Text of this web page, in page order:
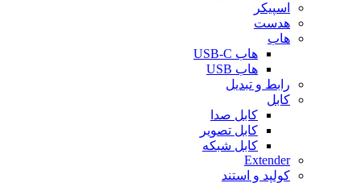
اسپیکر
هدست
هاب
هاب USB-C
هاب USB
رابط و تبدیل
کابل
کابل صدا
کابل تصویر
کابل شبکه
Extender
کولپد و استند